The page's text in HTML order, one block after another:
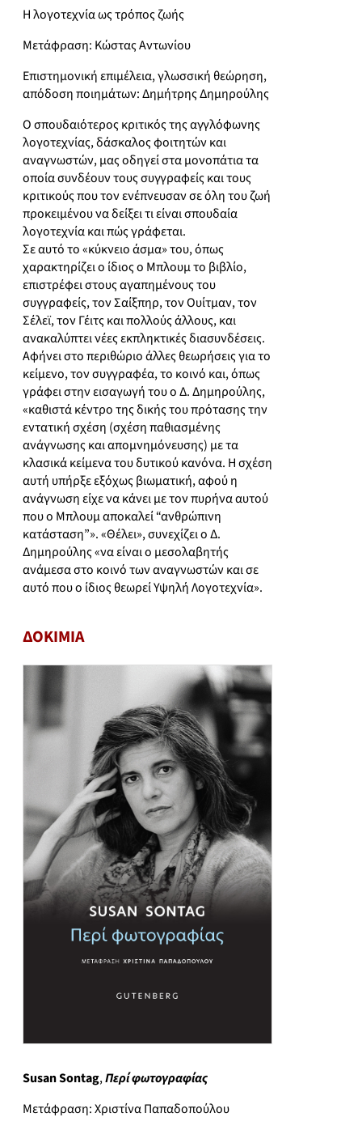
Η λογοτεχνία ως τρόπος ζωής
Μετάφραση: Κώστας Αντωνίου
Επιστημονική επιμέλεια, γλωσσική θεώρηση,
απόδοση ποιημάτων: Δημήτρης Δημηρούλης
Ο σπουδαιότερος κριτικός της αγγλόφωνης
λογοτεχνίας, δάσκαλος φοιτητών και
αναγνωστών, μας οδηγεί στα μονοπάτια τα
οποία συνδέουν τους συγγραφείς και τους
κριτικούς που τον ενέπνευσαν σε όλη του ζωή
προκειμένου να δείξει τι είναι σπουδαία
λογοτεχνία και πώς γράφεται.
Σε αυτό το «κύκνειο άσμα» του, όπως
χαρακτηρίζει ο ίδιος ο Μπλουμ το βιβλίο,
επιστρέφει στους αγαπημένους του
συγγραφείς, τον Σαίξπηρ, τον Ουίτμαν, τον
Σέλεϊ, τον Γέιτς και πολλούς άλλους, και
ανακαλύπτει νέες εκπληκτικές διασυνδέσεις.
Αφήνει στο περιθώριο άλλες θεωρήσεις για το
κείμενο, τον συγγραφέα, το κοινό και, όπως
γράφει στην εισαγωγή του ο Δ. Δημηρούλης,
«καθιστά κέντρο της δικής του πρότασης την
εντατική σχέση (σχέση παθιασμένης
ανάγνωσης και απομνημόνευσης) με τα
κλασικά κείμενα του δυτικού κανόνα. Η σχέση
αυτή υπήρξε εξόχως βιωματική, αφού η
ανάγνωση είχε να κάνει με τον πυρήνα αυτού
που ο Μπλουμ αποκαλεί “ανθρώπινη
κατάσταση”». «Θέλει», συνεχίζει ο Δ.
Δημηρούλης «να είναι ο μεσολαβητής
ανάμεσα στο κοινό των αναγνωστών και σε
αυτό που ο ίδιος θεωρεί Υψηλή Λογοτεχνία».
ΔΟΚΙΜΙΑ
Susan Sontag,Περί φωτογραφίας
Μετάφραση: Χριστίνα Παπαδοπούλου